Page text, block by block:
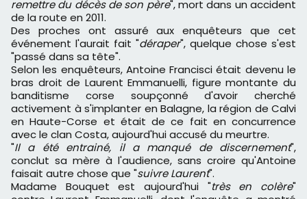
remettre du décès de son père", mort dans un accident
de la route en 2011.
Des proches ont assuré aux enquêteurs que cet
événement l'aurait fait "déraper", quelque chose s'est
"passé dans sa tête".
Selon les enquêteurs, Antoine Francisci était devenu le
bras droit de Laurent Emmanuelli, figure montante du
banditisme corse soupçonné d'avoir cherché
activement à s'implanter en Balagne, la région de Calvi
en Haute-Corse et était de ce fait en concurrence
avec le clan Costa, aujourd'hui accusé du meurtre.
"Il a été entrainé, il a manqué de discernement",
conclut sa mère à l'audience, sans croire qu'Antoine
faisait autre chose que "suivre Laurent".
Madame Bouquet est aujourd'hui "très en colère"